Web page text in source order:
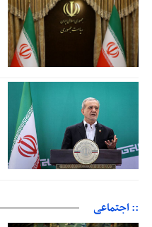
:: اجتماعی